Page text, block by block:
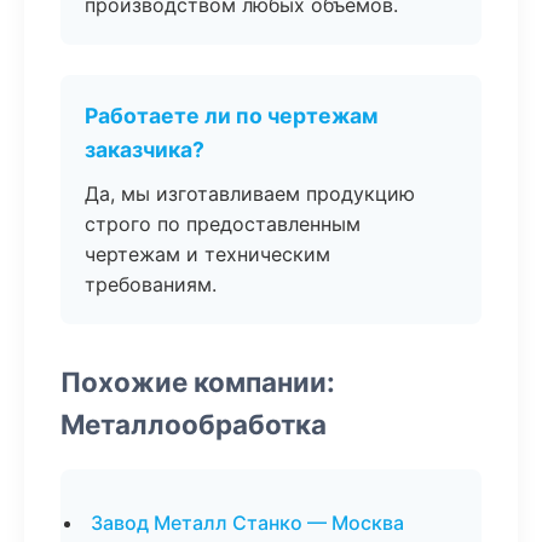
производством любых объемов.
Работаете ли по чертежам
заказчика?
Да, мы изготавливаем продукцию
строго по предоставленным
чертежам и техническим
требованиям.
Похожие компании:
Металлообработка
Завод Металл Станко — Москва